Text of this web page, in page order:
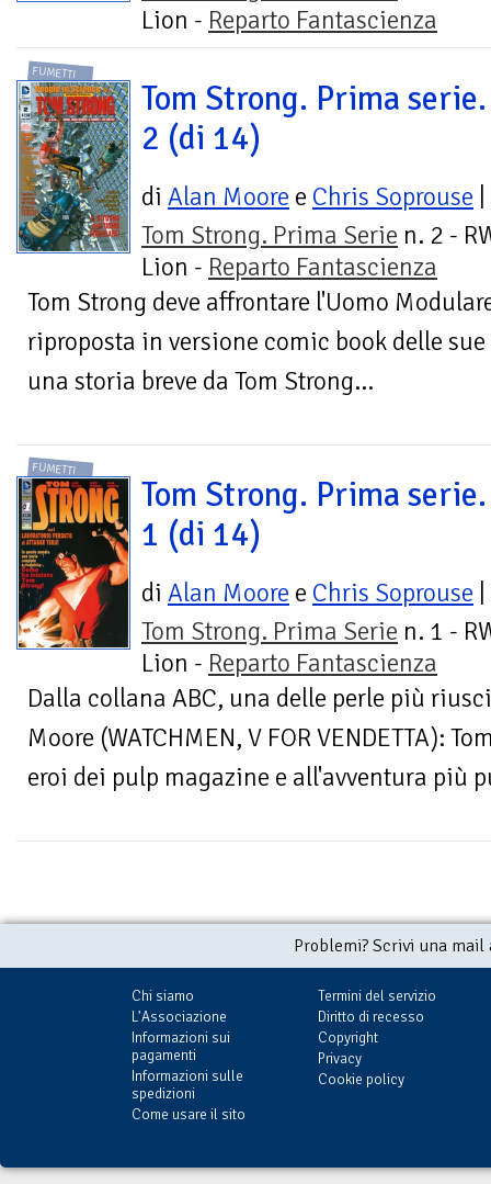
Lion - Reparto Fantascienza
FUMETTI
Tom Strong. Prima
2 (di 14)
di Alan Moore e Chris Soprouse
Tom Strong. Prima Serie n. 2 -
Lion - Reparto Fantascienza
Tom Strong deve affrontare l'Uomo
riproposta in versione comic book delle
una storia breve da Tom Strong...
FUMETTI
Tom Strong. Prima
1 (di 14)
di Alan Moore e Chris Soprouse
Tom Strong. Prima Serie n. 1 -
Lion - Reparto Fantascienza
Dalla collana ABC, una delle perle più
Moore (WATCHMEN, V FOR VENDETTA):
eroi dei pulp magazine e all'avventura più
Problemi? Scrivi una
Chi siamo
L'Associazione
Informazioni sui
pagamenti
Informazioni sulle
spedizioni
Come usare il sito
Termini del servizio
Diritto di recesso
Copyright
Privacy
Cookie policy